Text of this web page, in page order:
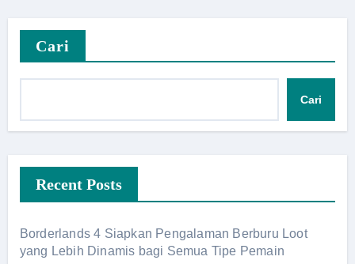
Cari
Cari
Recent Posts
Borderlands 4 Siapkan Pengalaman Berburu Loot
yang Lebih Dinamis bagi Semua Tipe Pemain